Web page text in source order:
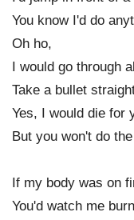
You know I'd do
Oh ho,
I would go through
Take a bullet
Yes, I would die for
But you won't do
If my body was on
You'd watch me